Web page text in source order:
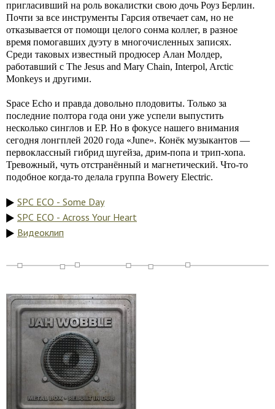
пригласивший на роль вокалистки свою дочь Роуз Берлин.
Почти за все инструменты Гарсия отвечает сам, но не
отказывается от помощи целого сонма коллег, в разное
время помогавших дуэту в многочисленных записях.
Среди таковых известный продюсер Алан Молдер,
работавший с The Jesus and Mary Chain, Interpol, Arctic
Monkeys и другими.
Space Echo и правда довольно плодовиты. Только за
последние полтора года они уже успели выпустить
несколько синглов и EP. Но в фокусе нашего внимания
сегодня лонгплей 2020 года «June». Конёк музыкантов —
первоклассный гибрид шугейза, дрим-попа и трип-хопа.
Тревожный, чуть отстранённый и магнетический. Что-то
подобное когда-то делала группа Bowery Electric.
SPC ECO - Some Day
SPC ECO - Across Your Heart
Видеоклип